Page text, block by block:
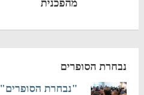
מהפכנית
נבחרת הסופרים
"נבחרת הסופרים"